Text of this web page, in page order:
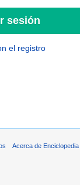
el registro
Acerca de